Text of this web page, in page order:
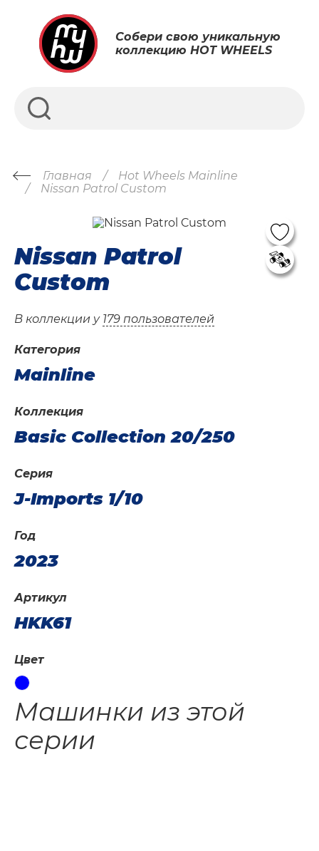
Собери свою уникальную
коллекцию HOT WHEELS
Главная
Hot Wheels Mainline
Nissan Patrol Custom
Nissan Patrol
Custom
В коллекции у 179 пользователей
Категория
Mainline
Год
2023
Коллекция
Basic Collection 20/250
Артикул
HKK61
Серия
J-Imports 1/10
Цвет
Машинки из этой
серии